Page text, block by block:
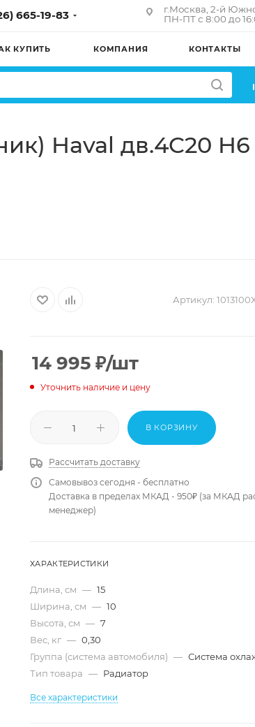
665-19-83
г.Москва, 2-й
ПН-ПТ с 8:00 до
КУПИТЬ КОМПАНИЯ КОНТАКТЫ
Haval дв.4C20 H6
Артикул:
14 995 ₽/шт
Уточнить наличие и цену
В КОРЗИНУ
Рассчитать доставку
Самовывоз сегодня - бесплатно
Доставка в пределах МКАД - 950₽ (за МКАД
менеджер)
ХАРАКТЕРИСТИКИ
Длина, см — 15
Ширина, см — 10
Высота, см — 7
Вес, кг — 0,30
Группа (система автомобиля) — Система
Тип товара — Радиатор
Все характеристики